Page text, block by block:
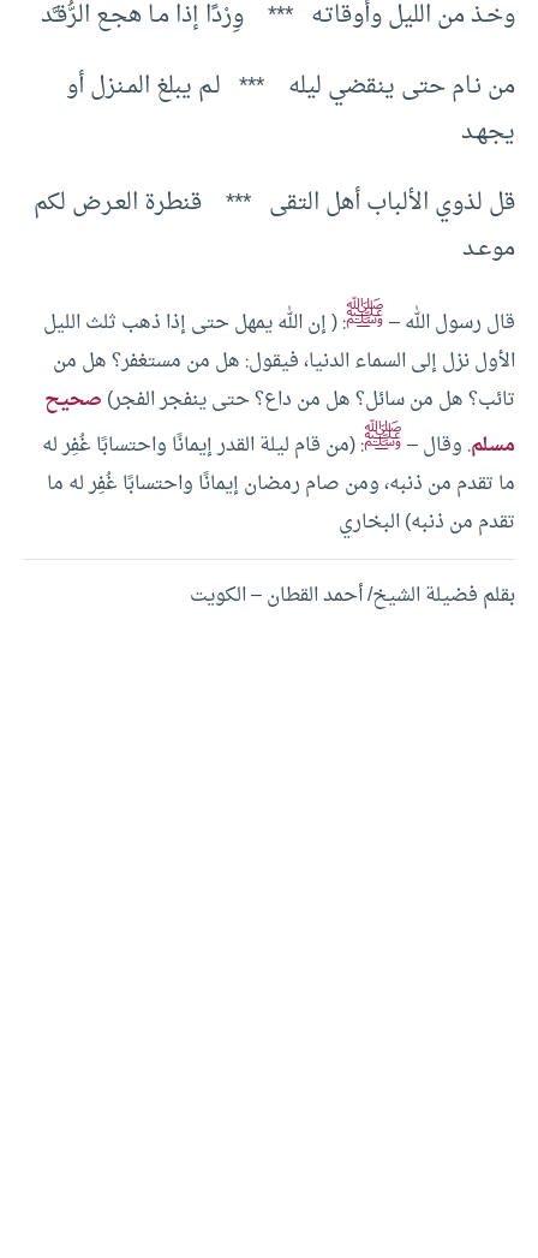
وخـذ من الليل وأوقاتـه *** وِرْدًا إذا مـا هجـع الرُّقـَّد
من نـام حتى ينقضي ليله *** لـم يبلغ المـنزل أو
يجهـد
قل لذوي الألباب أهل التقى *** قنطرة العـرض لكم
موعـد
قال رسول الله –ﷺ: ( إن الله يمهل حتى إذا ذهب ثلث الليل
الأول نزل إلى السماء الدنيا، فيقول: هل من مستغفر؟ هل من
تائب؟ هل من سائل؟ هل من داع؟ حتى ينفجر الفجر) صحيح
مسلم. وقال –ﷺ: (من قام ليلة القدر إيمانًا واحتسابًا غُفِر له
ما تقدم من ذنبه، ومن صام رمضان إيمانًا واحتسابًا غُفِر له ما
تقدم من ذنبه) البخاري
بقلم فضيلة الشيخ/ أحمد القطان – الكويت